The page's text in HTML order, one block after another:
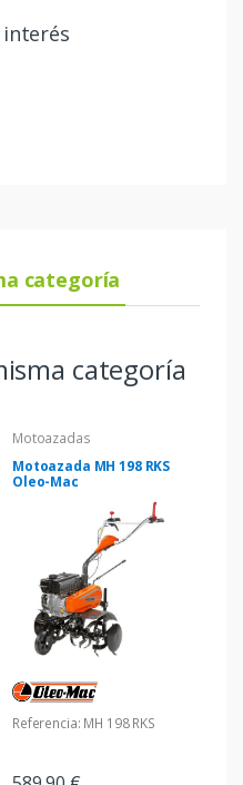
interés
categoría
categoría
Motoazadas
Motoazada MH 198 RKS
Oleo-Mac
Referencia: MH 198 RKS